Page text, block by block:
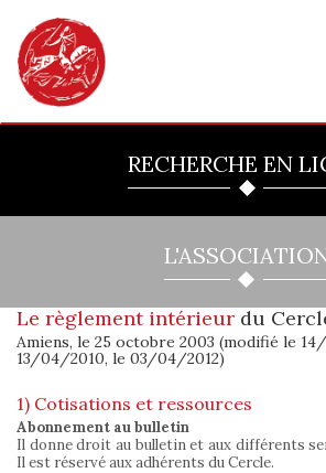
RECHERCHE EN
Le règlement intérieur du
Amiens, le 25 octobre 2003 (modifié le
13/04/2010, le 03/04/2012)
1) Cotisations et ressources
Abonnement au bulletin
Il donne droit au bulletin et aux différents
Il est réservé aux adhérents du Cercle.